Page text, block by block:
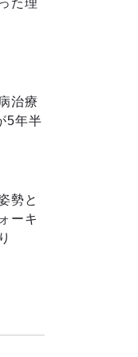
治療
5年半
勢と
ーキ